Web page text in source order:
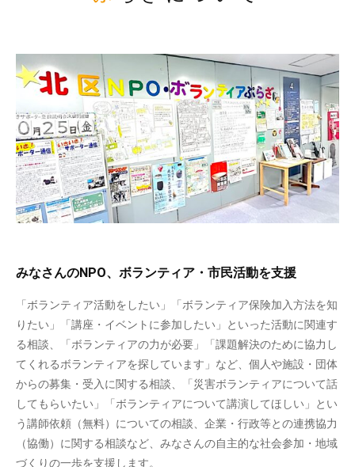
みなさんのNPO、ボランティア・市民活動を支援
「ボランティア活動をしたい」「ボランティア保険加入方法を知
りたい」「講座・イベントに参加したい」といった活動に関連す
る相談、「ボランティアの力が必要」「課題解決のために協力し
てくれるボランティアを探しています」など、個人や施設・団体
からの募集・受入に関する相談、「災害ボランティアについて話
してもらいたい」「ボランティアについて講演してほしい」とい
う講師依頼（無料）についての相談、企業・行政等との連携協力
（協働）に関する相談など、みなさんの自主的な社会参加・地域
づくりの一歩を支援します。